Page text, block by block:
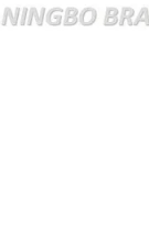
ĐẶT